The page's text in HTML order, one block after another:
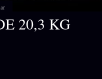
20,3 KG